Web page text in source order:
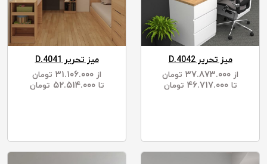
میز تحریر D.4042
از
تومان
تا ۴۶.۷۱۷.۰۰۰ تومان
میز تحریر D.4041
از
تومان
تا ۵۲.۵۱۴.۰۰۰ تومان